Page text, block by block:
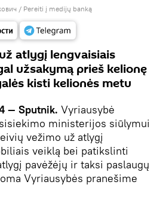
/ Pereiti į medijų banką
atlygį lengvaisiais
užsakymą prieš kelionę
kisti kelionės metu
— Sputnik. Vyriausybė
ministerijos siūlymui
vežimo už atlygį
veiklą bei patikslinti
pavėžėjų ir taksi paslaugų
Vyriausybės pranešime